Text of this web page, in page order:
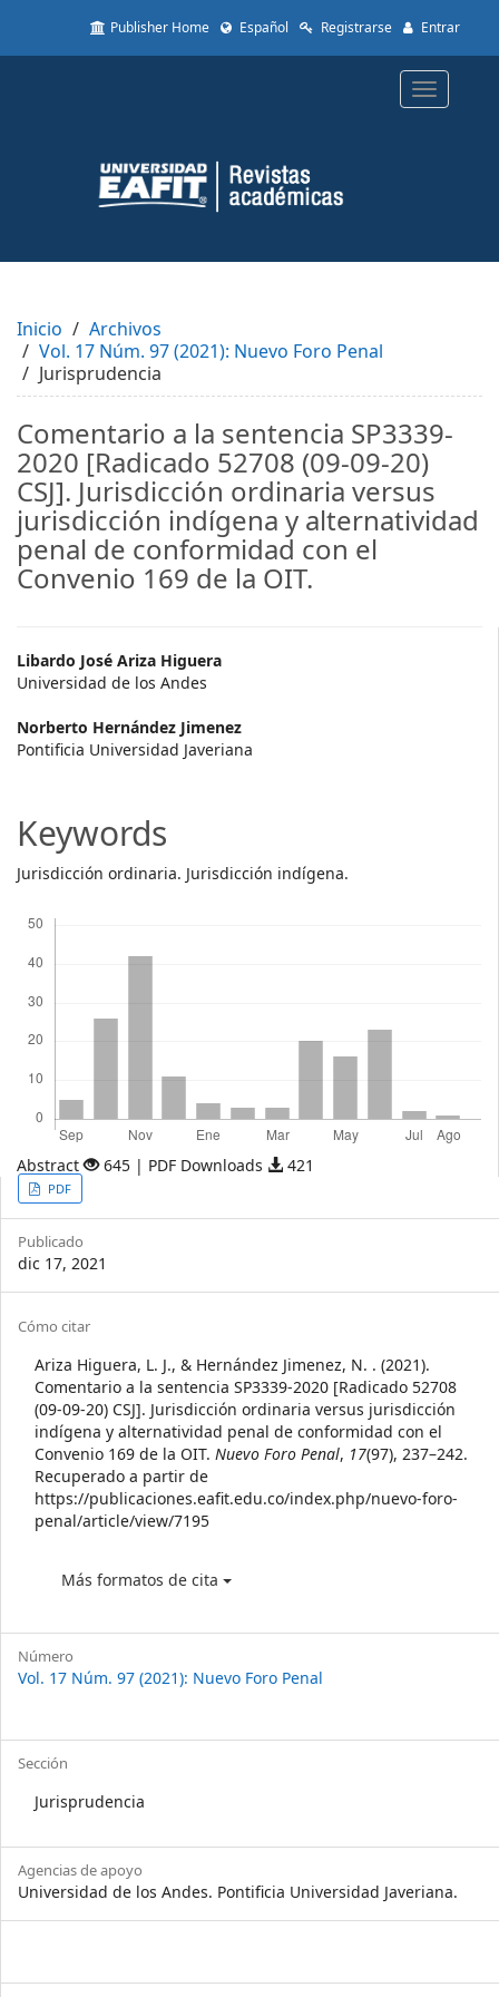
to
Content
Sidebar
Publisher Home Español Registrarse Entrar
Toggle
Inicio
Archivos
Vol. 17 Núm. 97 (2021): Nuevo Foro Penal
Jurisprudencia
Comentario a la sentencia SP3339-
2020 [Radicado 52708 (09-09-20)
CSJ]. Jurisdicción ordinaria versus
jurisdicción indígena y alternatividad
penal de conformidad con el
Convenio 169 de la OIT.
Main
Article
Content
Libardo José Ariza Higuera
Universidad de los Andes
Norberto Hernández Jimenez
Pontificia Universidad Javeriana
Keywords
Jurisdicción ordinaria. Jurisdicción indígena.
Abstract 645 | PDF Downloads 421
Article
Sidebar
PDF
Publicado
dic 17, 2021
Article
Details
Cómo citar
Ariza Higuera, L. J., & Hernández Jimenez, N. . (2021).
Comentario a la sentencia SP3339-2020 [Radicado 52708
(09-09-20) CSJ]. Jurisdicción ordinaria versus jurisdicción
indígena y alternatividad penal de conformidad con el
Convenio 169 de la OIT. Nuevo Foro Penal, 17(97), 237–242.
Recuperado a partir de
https://publicaciones.eafit.edu.co/index.php/nuevo-foro-
penal/article/view/7195
Más formatos de cita
Número
Vol. 17 Núm. 97 (2021): Nuevo Foro Penal
Sección
Jurisprudencia
Agencias de apoyo
Universidad de los Andes. Pontificia Universidad Javeriana.